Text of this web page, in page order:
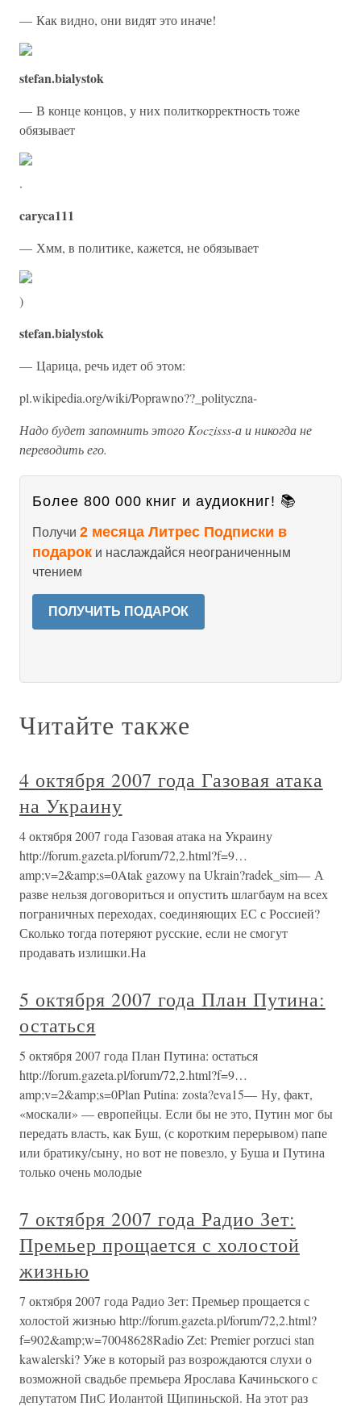
— Как видно, они видят это иначе!
stefan.bialystok
— В конце концов, у них политкорректность тоже
обязывает
.
caryca111
— Хмм, в политике, кажется, не обязывает
)
stefan.bialystok
— Царица, речь идет об этом:
pl.wikipedia.org/wiki/Poprawno??_polityczna-
Надо будет запомнить этого Koczisss-а и никогда не
переводить его.
Более 800 000 книг и аудиокниг! 📚
Получи 2 месяца Литрес Подписки в
подарок и наслаждайся неограниченным
чтением
ПОЛУЧИТЬ ПОДАРОК
Читайте также
4 октября 2007 года Газовая атака
на Украину
4 октября 2007 года Газовая атака на Украину
http://forum.gazeta.pl/forum/72,2.html?f=9…
amp;v=2&amp;s=0Atak gazowy na Ukrain?radek_sim— А
разве нельзя договориться и опустить шлагбаум на всех
пограничных переходах, соединяющих ЕС с Россией?
Сколько тогда потеряют русские, если не смогут
продавать излишки.На
5 октября 2007 года План Путина:
остаться
5 октября 2007 года План Путина: остаться
http://forum.gazeta.pl/forum/72,2.html?f=9…
amp;v=2&amp;s=0Plan Putina: zosta?eva15— Ну, факт,
«москали» — европейцы. Если бы не это, Путин мог бы
передать власть, как Буш, (с коротким перерывом) папе
или братику/сыну, но вот не повезло, у Буша и Путина
только очень молодые
7 октября 2007 года Радио Зет:
Премьер прощается с холостой
жизнью
7 октября 2007 года Радио Зет: Премьер прощается с
холостой жизнью http://forum.gazeta.pl/forum/72,2.html?
f=902&amp;w=70048628Radio Zet: Premier porzuci stan
kawalerski? Уже в который раз возрождаются слухи о
возможной свадьбе премьера Ярослава Качиньского с
депутатом ПиС Иолантой Щипиньской. На этот раз